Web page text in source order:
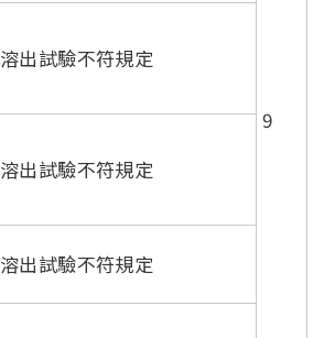
9
溶出試驗不符規定
溶出試驗不符規定
溶出試驗不符規定